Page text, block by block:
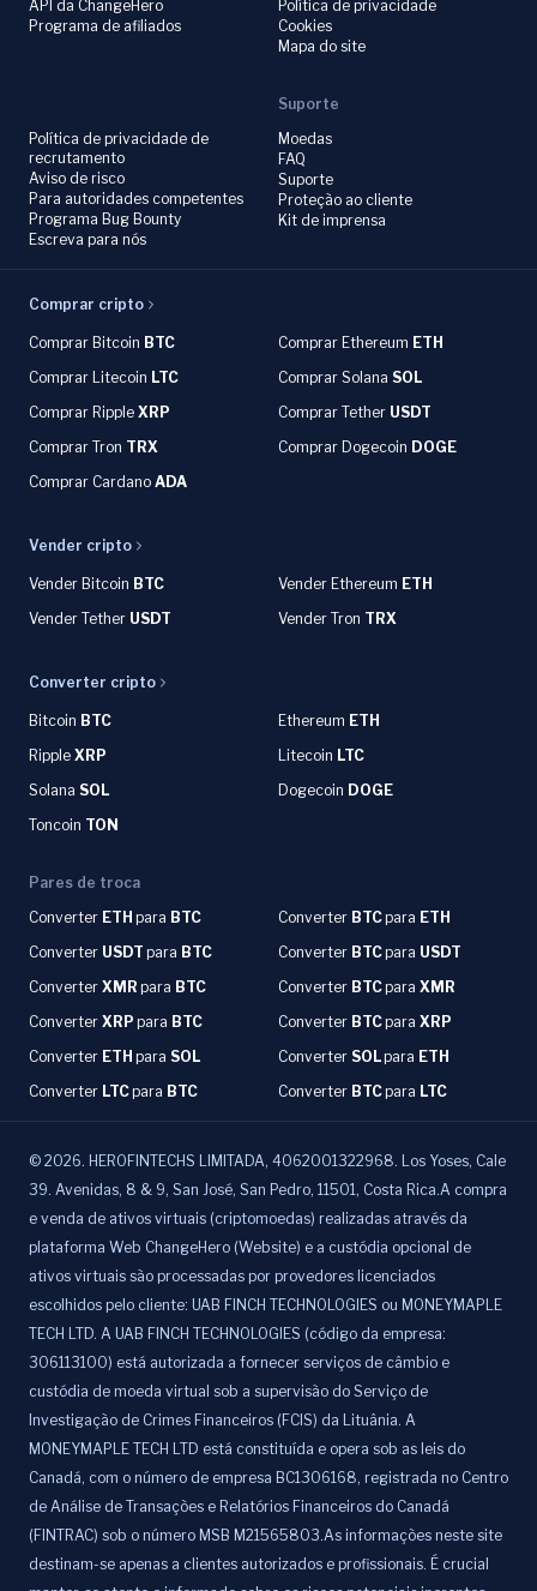
API da ChangeHero
Programa de afiliados
Política de privacidade
Cookies
Mapa do site
Política de privacidade de
recrutamento
Aviso de risco
Para autoridades competentes
Programa Bug Bounty
Escreva para nós
Suporte
Moedas
FAQ
Suporte
Proteção ao cliente
Kit de imprensa
Comprar cripto
Comprar Bitcoin BTC Comprar Ethereum ETH
Comprar Litecoin LTC Comprar Solana SOL
Comprar Ripple XRP Comprar Tether USDT
Comprar Tron TRX Comprar Dogecoin DOGE
Comprar Cardano ADA
Vender cripto
Vender Bitcoin BTC Vender Ethereum ETH
Vender Tether USDT Vender Tron TRX
Converter cripto
Bitcoin BTC Ethereum ETH
Ripple XRP Litecoin LTC
Solana SOL Dogecoin DOGE
Toncoin TON
Pares de troca
Converter ETH para BTC Converter BTCpara ETH
Converter USDT para BTC Converter BTCpara USDT
Converter XMR para BTC Converter BTCpara XMR
Converter XRP para BTC Converter BTCpara XRP
Converter ETH para SOL Converter SOLpara ETH
Converter LTCpara BTC Converter BTCpara LTC
© 2026. HEROFINTECHS LIMITADA, 4062001322968. Los Yoses, Cale
39. Avenidas, 8 & 9, San José, San Pedro, 11501, Costa Rica.A compra
e venda de ativos virtuais (criptomoedas) realizadas através da
plataforma Web ChangeHero (Website) e a custódia opcional de
ativos virtuais são processadas por provedores licenciados
escolhidos pelo cliente: UAB FINCH TECHNOLOGIES ou MONEYMAPLE
TECH LTD. A UAB FINCH TECHNOLOGIES (código da empresa:
306113100) está autorizada a fornecer serviços de câmbio e
custódia de moeda virtual sob a supervisão do Serviço de
Investigação de Crimes Financeiros (FCIS) da Lituânia. A
MONEYMAPLE TECH LTD está constituída e opera sob as leis do
Canadá, com o número de empresa BC1306168, registrada no Centro
de Análise de Transações e Relatórios Financeiros do Canadá
(FINTRAC) sob o número MSB M21565803.As informações neste site
destinam-se apenas a clientes autorizados e profissionais. É crucial